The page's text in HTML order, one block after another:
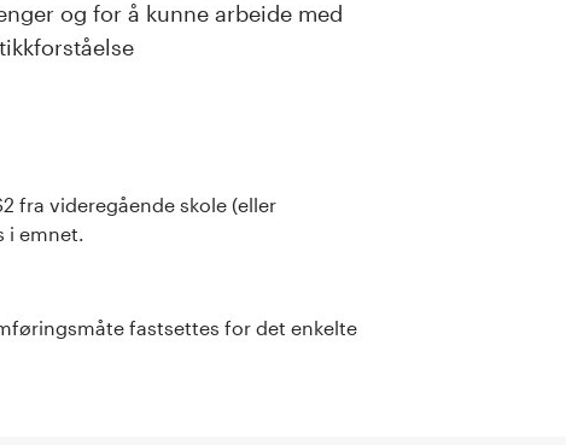
og for å kunne arbeide med
fra videregående skole (eller
emnet.
fastsettes for det enkelte